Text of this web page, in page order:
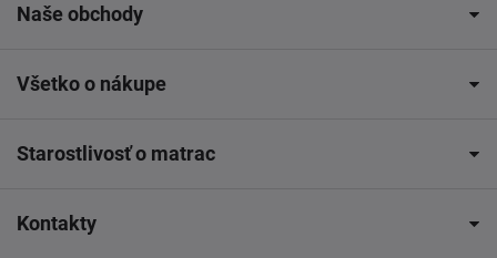
Naše obchody
Všetko o nákupe
Starostlivosť o matrac
Kontakty